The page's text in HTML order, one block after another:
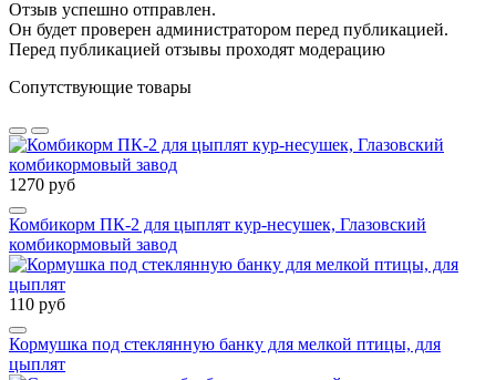
Отзыв успешно отправлен.
Он будет проверен администратором перед публикацией.
Перед публикацией отзывы проходят модерацию
Сопутствующие товары
1270 руб
Комбикорм ПК-2 для цыплят кур-несушек, Глазовский
комбикормовый завод
110 руб
Кормушка под стеклянную банку для мелкой птицы, для
цыплят